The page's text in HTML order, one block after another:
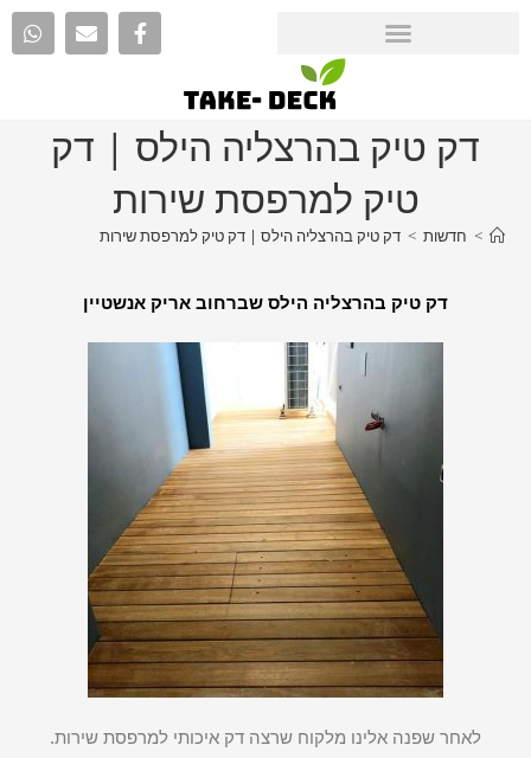
דק טיק בהרצליה הילס | דק
טיק למרפסת שירות
> חדשות > דק טיק בהרצליה הילס | דק טיק למרפסת שירות
דק טיק בהרצליה הילס שברחוב אריק אנשטיין
לאחר שפנה אלינו מלקוח שרצה דק איכותי למרפסת שירות.